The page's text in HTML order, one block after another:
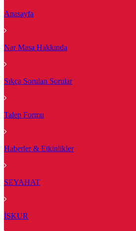
Anasayfa
Nar Masa Hakkında
Sıkça Sorulan Sorular
Talep Formu
Haberler & Etkinlikler
SEYAHAT
İŞKUR